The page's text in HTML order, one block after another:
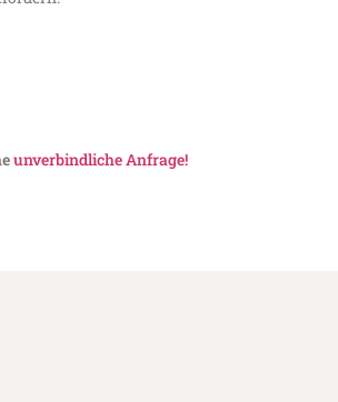
unverbindliche Anfrage!